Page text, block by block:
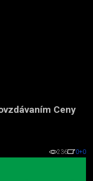
Ceny
236 0+0